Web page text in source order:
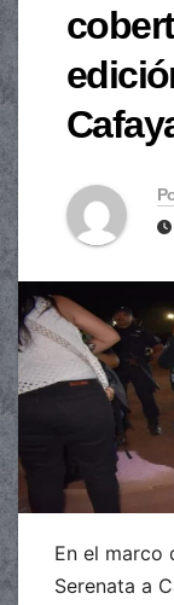
En el marco
Serenata a